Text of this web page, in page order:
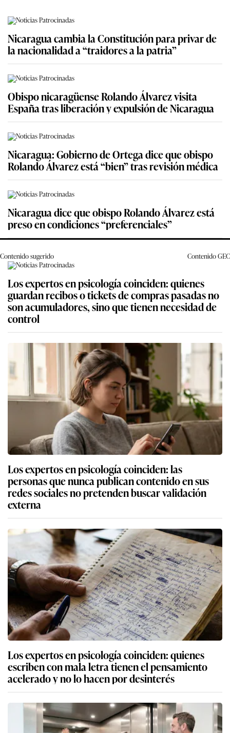
Nicaragua cambia la Constitución para privar de
la nacionalidad a “traidores a la patria”
Obispo nicaragüense Rolando Álvarez visita
España tras liberación y expulsión de Nicaragua
Nicaragua: Gobierno de Ortega dice que obispo
Rolando Álvarez está “bien” tras revisión médica
Nicaragua dice que obispo Rolando Álvarez está
preso en condiciones “preferenciales”
Contenido sugerido ContenidoGEC
Los expertos en psicología coinciden: quienes
guardan recibos o tickets de compras pasadas no
son acumuladores, sino que tienen necesidad de
control
Los expertos en psicología coinciden: las
personas que nunca publican contenido en sus
redes sociales no pretenden buscar validación
externa
Los expertos en psicología coinciden: quienes
escriben con mala letra tienen el pensamiento
acelerado y no lo hacen por desinterés